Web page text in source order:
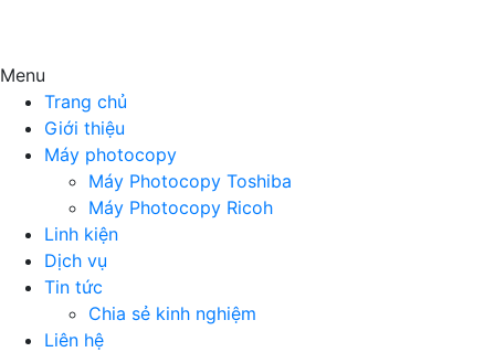
Menu
Trang chủ
Giới thiệu
Máy photocopy
Máy Photocopy Toshiba
Máy Photocopy Ricoh
Linh kiện
Dịch vụ
Tin tức
Chia sẻ kinh nghiệm
Liên hệ